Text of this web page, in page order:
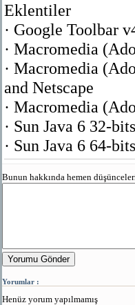
Eklentiler
· Google Toolbar
· Macromedia
· Macromedia
and Netscape
· Macromedia
· Sun Java 6 32-bits
· Sun Java 6 64-
Bunun hakkında hemen
Yorumu Gönder
Yorumlar :
Henüz yorum yapılmamış